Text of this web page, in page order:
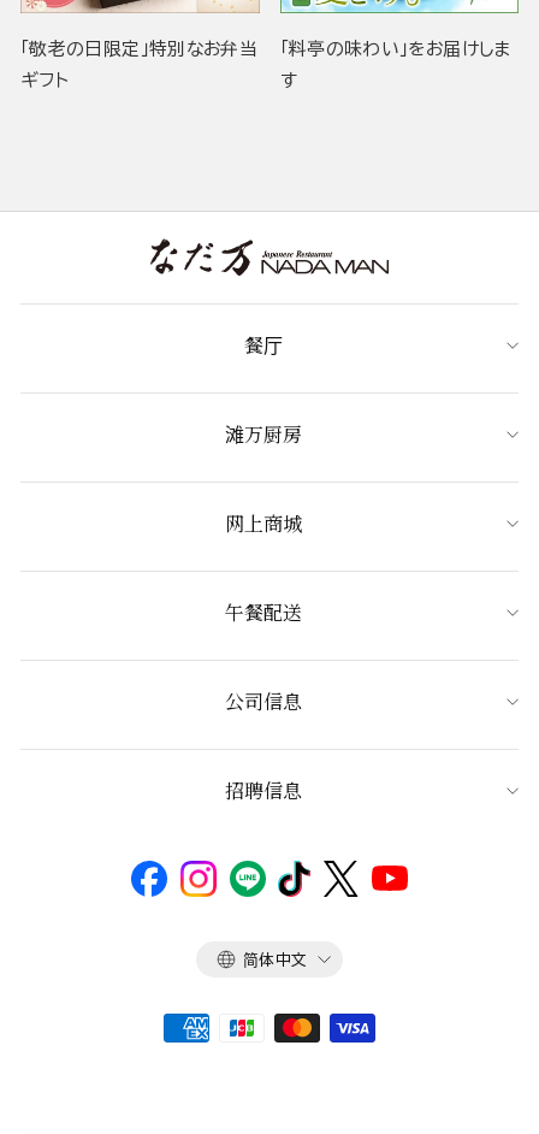
「敬老の日限定」特別なお弁当
ギフト
「料亭の味わい」をお届けしま
す
餐厅
滩万厨房
网上商城
午餐配送
公司信息
招聘信息
语
简体中文